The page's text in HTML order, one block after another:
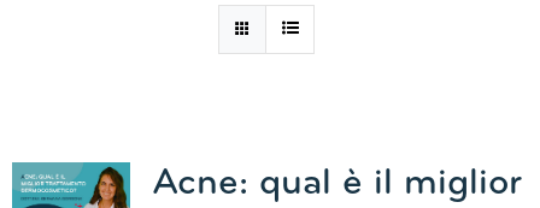
Acne: qual è il miglior